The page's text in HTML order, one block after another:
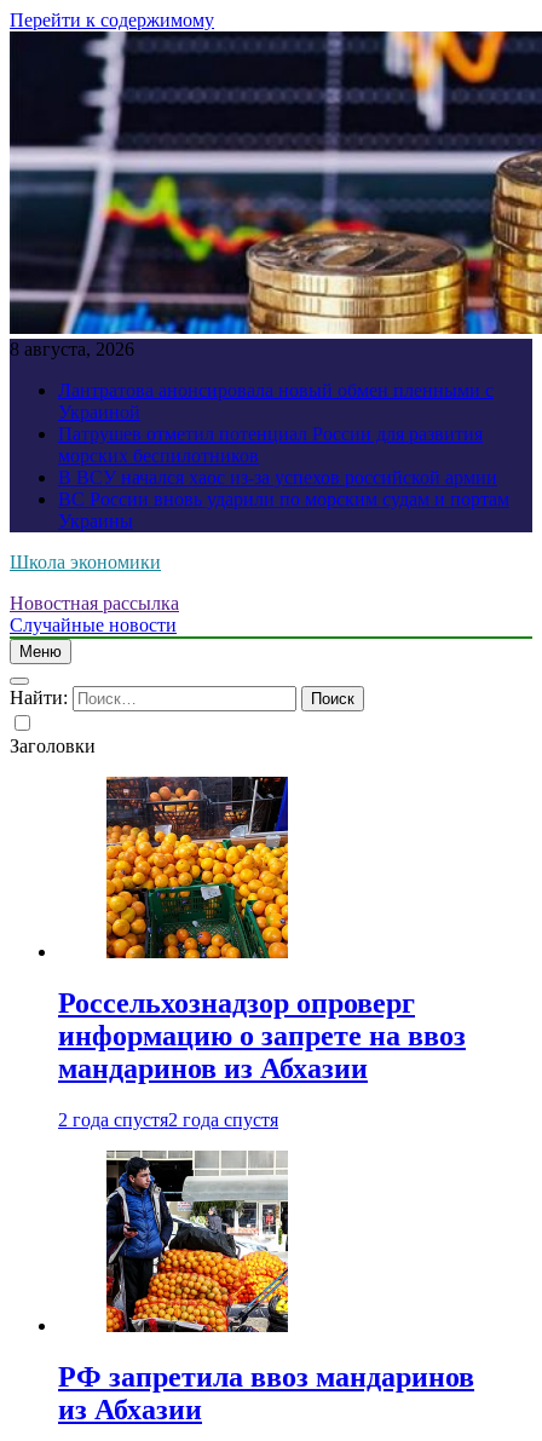
Перейти к содержимому
8 августа, 2026
Лантратова анонсировала новый обмен пленными с
Украиной
Патрушев отметил потенциал России для развития
морских беспилотников
В ВСУ начался хаос из-за успехов российской армии
ВС России вновь ударили по морским судам и портам
Украины
Школа экономики
Новостная рассылка
Случайные новости
Меню
Найти:
Заголовки
Россельхознадзор опроверг
информацию о запрете на ввоз
мандаринов из Абхазии
2 года спустя2 года спустя
РФ запретила ввоз мандаринов
из Абхазии